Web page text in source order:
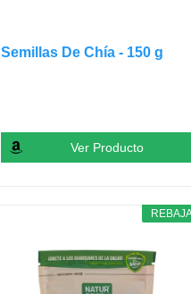
Semillas De Chía - 150 g
Ver Producto